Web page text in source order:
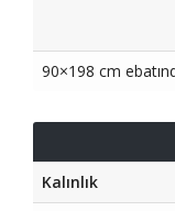
90×198 cm
Kalınlık